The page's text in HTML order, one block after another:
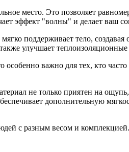
место. Это позволяет
эффект "волны" и делает ваш
поддерживает тело,
улучшает теплоизоляционные
важно для тех, кто
не только приятен на
дополнительную
с разным весом и